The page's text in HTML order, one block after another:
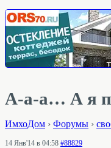
А-а-а… А я
ИмхоДом › Форумы ›
14 Янв'14 в 04:58 #88829